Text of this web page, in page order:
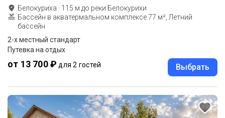
Белокуриха · 115 м до реки Белокурихи
Бассейн в акватермальном комплексе 77 м², Летний
бассейн
2-x местный стандарт
Путевка на отдых
от 13 700 ₽ для 2 гостей Выбрать